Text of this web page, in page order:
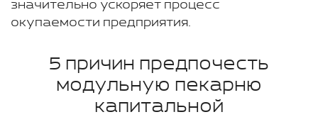
значительно ускоряет процесс
окупаемости предприятия.
5 причин предпочесть
модульную пекарню
капитальной